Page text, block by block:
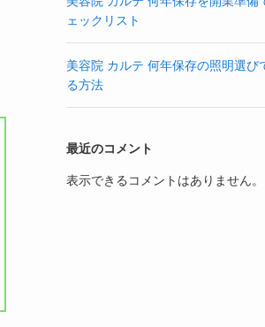
ェックリスト
美容院 カルテ 何年保存の照明選び
る方法
最近のコメント
表示できるコメントはありません。